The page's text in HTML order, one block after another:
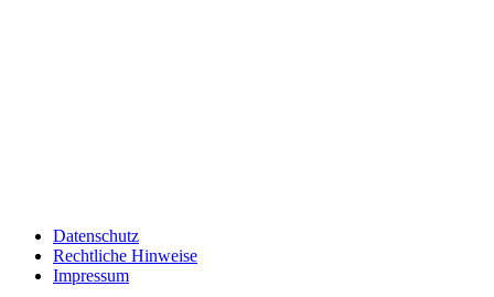
Datenschutz
Rechtliche Hinweise
Impressum